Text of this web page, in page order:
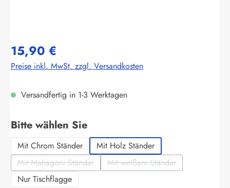
15,90 €
Preise inkl. MwSt. zzgl. Versandkosten
Versandfertig in 1-3 Werktagen
Bitte wählen Sieauswählen
Mit Chrom Ständer
Mit Holz Ständer
Mit Mahagoni Ständer
(Diese Option ist zurzeit nicht verfügbar.)
Mit weißem Ständer
(Diese Option ist zurzeit
Nur Tischflagge